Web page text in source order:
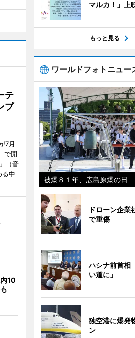
テ
プ
7月
で開
（音
る中
10
マルカ！」上
もっと見る
ワールドフォトニュー
被爆８１年、広島原爆の日
ドローン企業
で重傷
ハシナ前首相
い道に」
独空港に爆発
ン